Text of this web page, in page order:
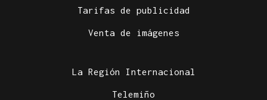
Tarifas de publicidad
Venta de imágenes
La Región Internacional
Telemiño